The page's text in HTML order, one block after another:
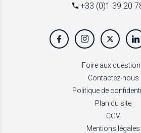
+33 (0)1 39 20
Foire aux
Contactez-nous
Politique de
Plan du site
CGV
Mentions légales